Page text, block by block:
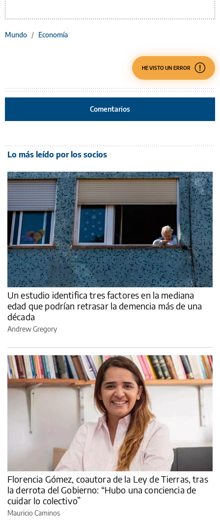
Mundo / Economía
HE VISTO UN ERROR
Comentarios
Lo más leído por los socios
Un estudio identifica tres factores en la mediana
edad que podrían retrasar la demencia más de una
década
Andrew Gregory
Florencia Gómez, coautora de la Ley de Tierras, tras
la derrota del Gobierno: “Hubo una conciencia de
cuidar lo colectivo”
Mauricio Caminos